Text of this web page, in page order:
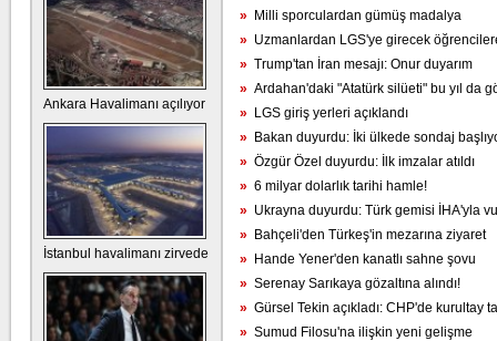
Ankara Havalimanı açılıyor
İstanbul havalimanı zirvede
» Milli sporculardan gümüş madalya
» Uzmanlardan LGS'ye girecek
» Trump'tan İran mesajı: Onur duyarım
» Ardahan'daki "Atatürk silüeti" bu yıl da
» LGS giriş yerleri açıklandı
» Bakan duyurdu: İki ülkede sondaj
» Özgür Özel duyurdu: İlk imzalar atıldı
» 6 milyar dolarlık tarihi hamle!
» Ukrayna duyurdu: Türk gemisi İHA'yla
» Bahçeli'den Türkeş'in mezarına ziyaret
» Hande Yener'den kanatlı sahne şovu
» Serenay Sarıkaya gözaltına alındı!
» Gürsel Tekin açıkladı: CHP'de kurultay
» Sumud Filosu'na ilişkin yeni gelişme